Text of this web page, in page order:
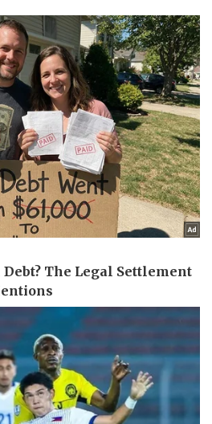
Ô tô - Xe máy
Ô tô
Xe máy
Tư vấn